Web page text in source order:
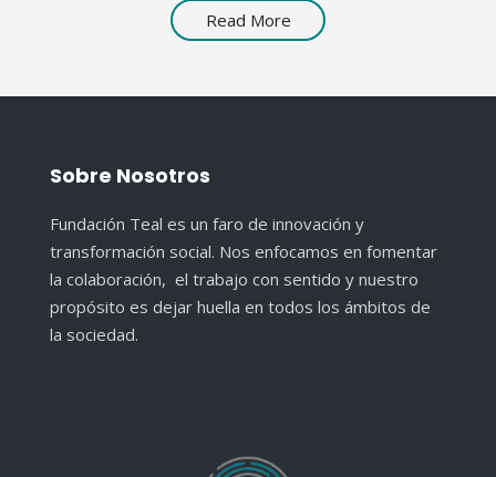
Read More
Sobre Nosotros
Fundación Teal es un faro de innovación y
transformación social. Nos enfocamos en fomentar
la colaboración, el trabajo con sentido y nuestro
propósito es dejar huella en todos los ámbitos de
la sociedad.